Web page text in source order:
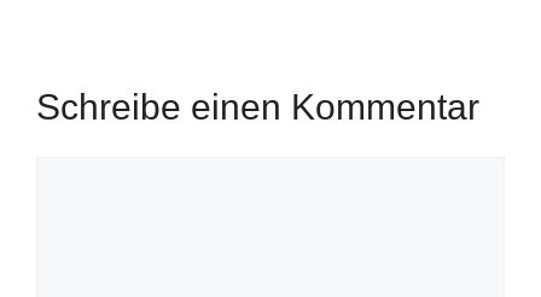
Schreibe einen Kommentar